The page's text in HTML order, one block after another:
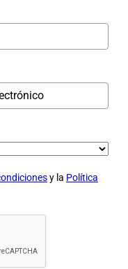
y la Política